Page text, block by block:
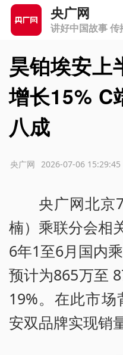
央广网
讲好中国故事 传
昊铂埃安上
增长15% C
八成
2026-07-06 15:29:45
央广网
央广网北京
楠）乘联分会相
6年1至6月国内
预计为865万至
19%。在此市
安双品牌实现销